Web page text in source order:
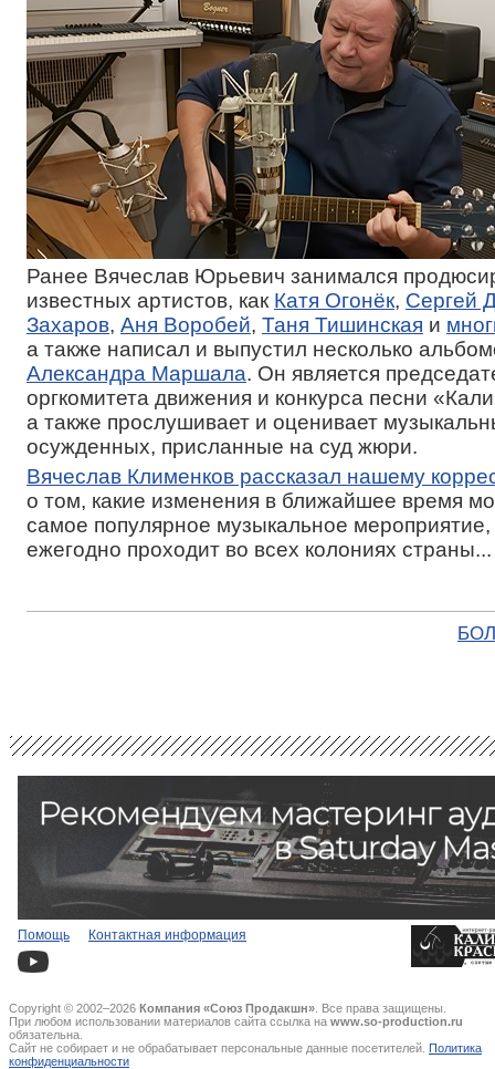
Ранее Вячеслав Юрьевич занимался
известных артистов, как Катя Огонёк, Сергей
Захаров, Аня Воробей, Таня Тишинская и
а также написал и выпустил несколько
Александра Маршала. Он является
оргкомитета движения и конкурса песни
а также прослушивает и оценивает
осужденных, присланные на суд жюри.
Вячеслав Клименков рассказал нашему
о том, какие изменения в ближайшее время
самое популярное музыкальное мероприятие,
ежегодно проходит во всех колониях страны...
Помощь Контактная информация
Copyright © 2002–2026 Компания «Союз Продакшн» . Все права защищены.
При любом использовании материалов сайта ссылка на www.so-production.ru
обязательна.
Сайт не собирает и не обрабатывает персональные данные посетителей. Политика
конфиденциальности